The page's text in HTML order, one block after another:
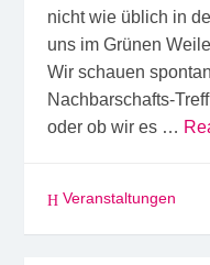
nicht wie üblich in
uns im Grünen
Wir schauen
Nachbarschafts-
oder ob wir es …
Veranstaltungen